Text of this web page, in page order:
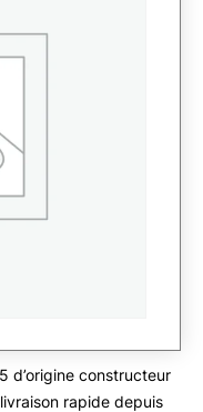
d’origine constructeur
rapide depuis